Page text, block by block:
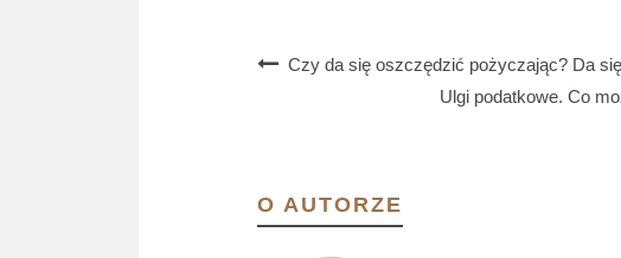
Czy da się oszczędzić pożyczając? Da
Ulgi podatkowe. Co
O AUTORZE